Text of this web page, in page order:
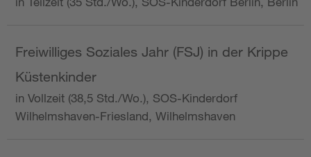
Freiwilliges Soziales Jahr (FSJ) in der Krippe
Küstenkinder
in Vollzeit (38,5 Std./Wo.), SOS-Kinderdorf
Wilhelmshaven-Friesland, Wilhelmshaven